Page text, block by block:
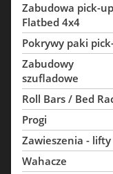
Zabudowa pick-
Flatbed 4x4
Pokrywy paki
Zabudowy
szufladowe
Roll Bars / Bed
Progi
Zawieszenia - lifty
Wahacze